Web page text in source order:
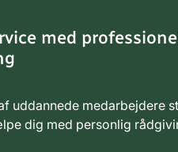
med
uddannede medarbejdere
dig med personlig